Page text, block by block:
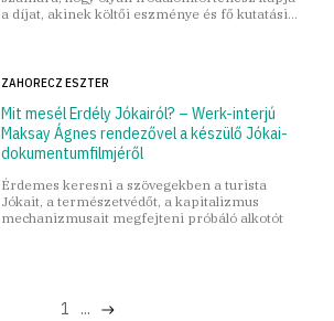
a díjat, akinek költői eszménye és fő kutatási
ZAHORECZ ESZTER
Mit mesél Erdély Jókairól? – Werk-interjú
Maksay Ágnes rendezővel a készülő Jókai-
dokumentumfilmjéről
Érdemes keresni a szövegekben a turista
Jókait, a természetvédőt, a kapitalizmus
mechanizmusait megfejteni próbáló alkotót
1 ...